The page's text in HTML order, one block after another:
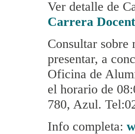
Ver detalle de
Carrera
Consultar sobre
presentar, a
Oficina de
el horario de
780, Azul.
Info completa: